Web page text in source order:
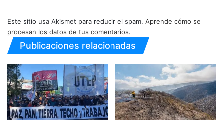
Este sitio usa Akismet para reducir el spam. Aprende cómo se
procesan los datos de tus comentarios.
Publicaciones relacionadas